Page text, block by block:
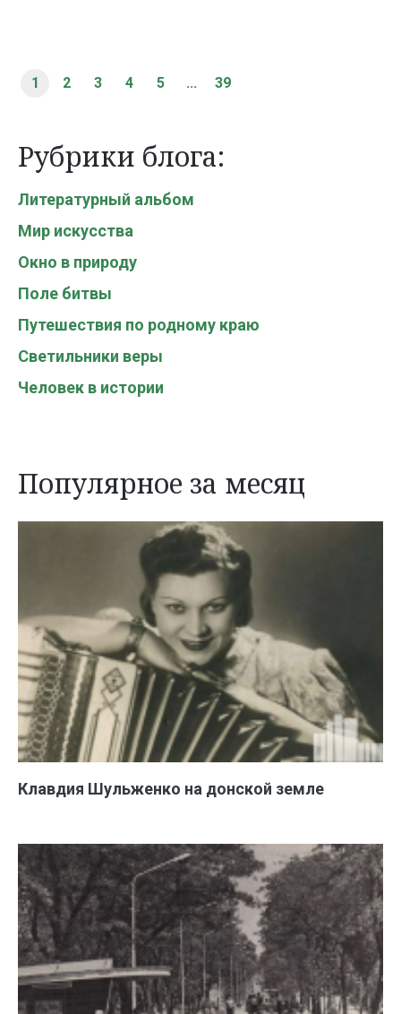
1 2 3 4 5 ... 39
Рубрики блога:
Литературный альбом
Мир искусства
Окно в природу
Поле битвы
Путешествия по родному краю
Светильники веры
Человек в истории
Популярное за месяц
Клавдия Шульженко на донской земле